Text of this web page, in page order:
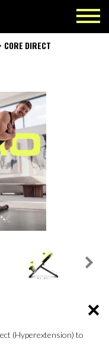
CORE DIRECT
(Hyperextension) to